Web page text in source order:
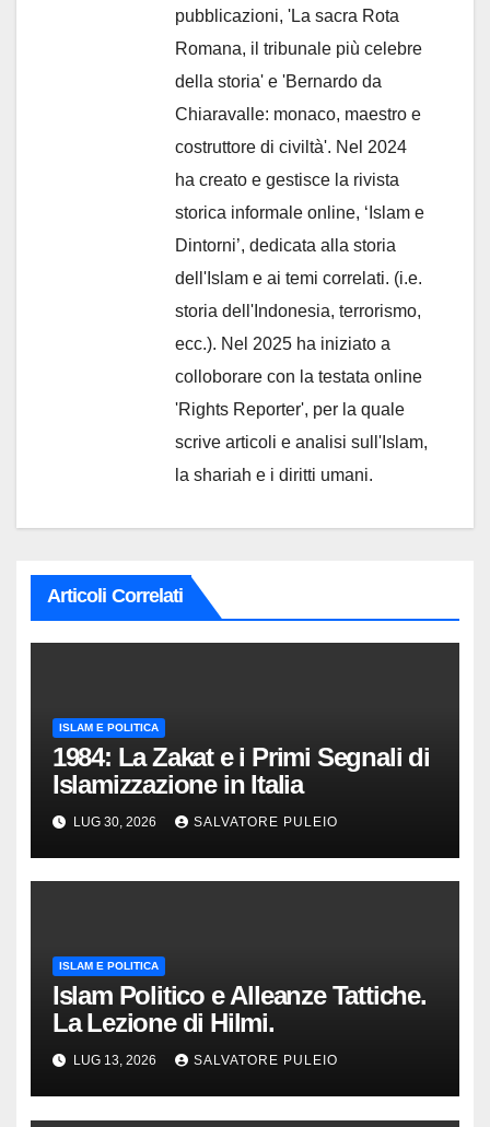
pubblicazioni, 'La sacra Rota
Romana, il tribunale più celebre
della storia' e 'Bernardo da
Chiaravalle: monaco, maestro e
costruttore di civiltà'. Nel 2024
ha creato e gestisce la rivista
storica informale online, ‘Islam e
Dintorni’, dedicata alla storia
dell'Islam e ai temi correlati. (i.e.
storia dell'Indonesia, terrorismo,
ecc.). Nel 2025 ha iniziato a
colloborare con la testata online
'Rights Reporter', per la quale
scrive articoli e analisi sull'Islam,
la shariah e i diritti umani.
Articoli Correlati
ISLAM E POLITICA
1984: La Zakat e i Primi Segnali di
Islamizzazione in Italia
LUG 30, 2026 SALVATORE PULEIO
ISLAM E POLITICA
Islam Politico e Alleanze Tattiche.
La Lezione di Hilmi.
LUG 13, 2026 SALVATORE PULEIO